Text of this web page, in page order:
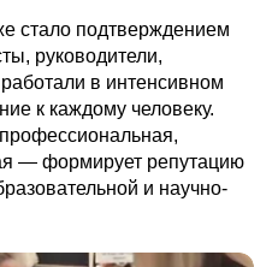
стало подтверждением
руководители,
в интенсивном
к каждому человеку.
— формирует репутацию
и научно-